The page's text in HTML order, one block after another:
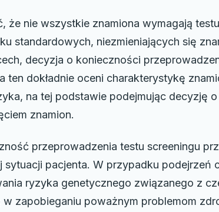
że nie wszystkie znamiona wymagają
standardowych, niezmieniających się
decyzja o konieczności
ten dokładnie oceni charakterystykę
na tej podstawie podejmując decyzję
znamion.
przeprowadzenia testu screeningu
sytuacji pacjenta. W przypadku podejrzeń
ryzyka genetycznego związanego z
zapobieganiu poważnym problemom